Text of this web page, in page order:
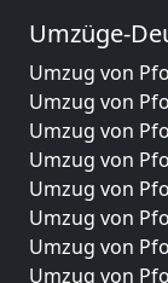
Umzüge-
Umzug von
Umzug von
Umzug von
Umzug von
Umzug von
Umzug von
Umzug von
Umzug von